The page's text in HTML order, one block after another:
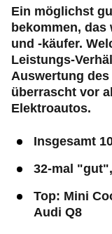
Ein möglichst
bekommen,
und -käufer.
Leistungs-
Auswertung des
überrascht vor
Elektroautos.
Insgesamt
32-mal
Top: Mini
Audi Q8